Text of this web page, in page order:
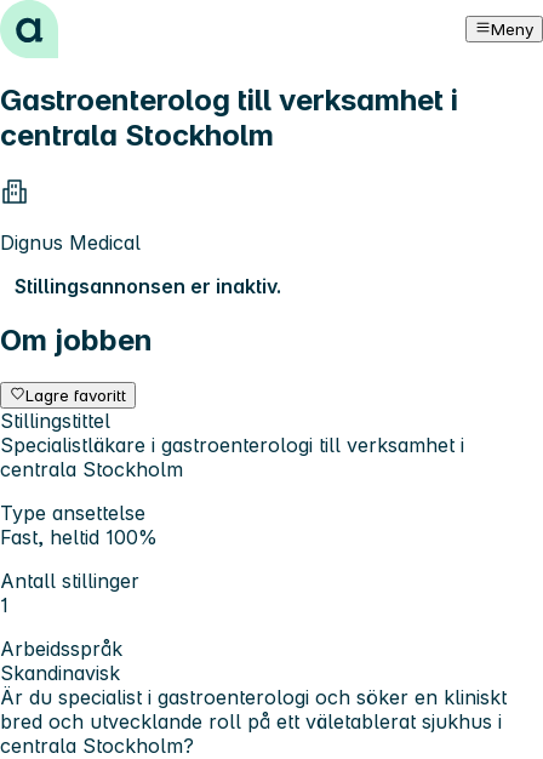
Hopp til innhold Meny
Gastroenterolog till verksamhet i
centrala Stockholm
Dignus Medical
Stillingsannonsen er inaktiv.
Om jobben
Lagre favoritt
Stillingstittel
Specialistläkare i gastroenterologi till verksamhet i
centrala Stockholm
Type ansettelse
Fast, heltid 100%
Antall stillinger
1
Arbeidsspråk
Skandinavisk
Är du specialist i gastroenterologi och söker en kliniskt
bred och utvecklande roll på ett väletablerat sjukhus i
centrala Stockholm?